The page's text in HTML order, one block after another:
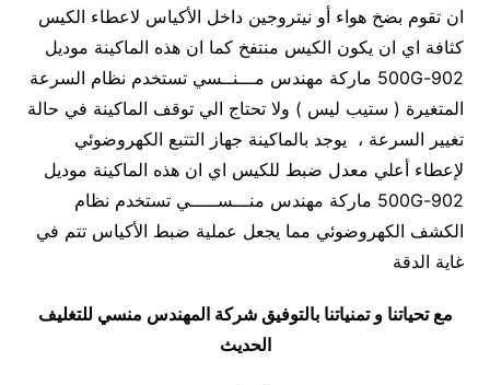
ان تقوم بضخ هواء أو نيتروجين داخل الأكياس لاعطاء الكيس
كثافة اي ان يكون الكيس منتفخ كما ان هذه الماكينة موديل
902-500G ماركة مهندس مـــنــسي تستخدم نظام السرعة
المتغيرة ( ستيب ليس ) ولا تحتاج الي توقف الماكينة في حالة
تغيير السرعة ، يوجد بالماكينة جهاز التتبع الكهروضوئي
لإعطاء أعلي معدل ضبط للكيس اي ان هذه الماكينة موديل
902-500G ماركة مهندس منـــســـــي تستخدم نظام
الكشف الكهروضوئي مما يجعل عملية ضبط الأكياس تتم في
غاية الدقة
مع تحياتنا و تمنياتنا بالتوفيق شركة المهندس منسي للتغليف
الحديث